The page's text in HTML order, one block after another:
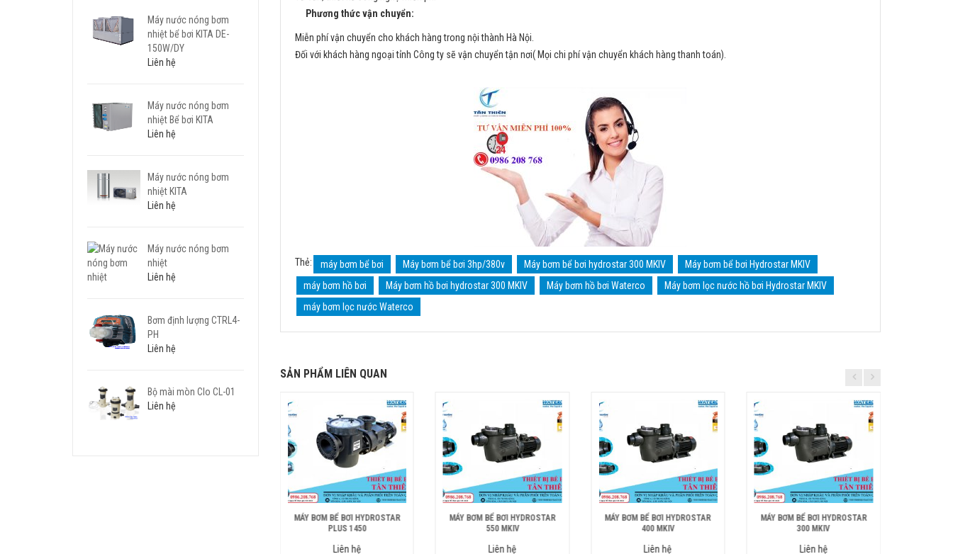
Phương thức vận chuyển:
Miễn phí vận chuyển cho khách hàng trong nội thành Hà Nội.
Đối với khách hàng ngoại tỉnh Công ty sẽ vận chuyển tận nơi( Mọi chi phí vận chuyển khách hàng thanh toán).
Thẻ: máy bơm bể bơi Máy bơm bể bơi 3hp/380v Máy bơm bể bơi hydrostar 300 MKIV
Máy bơm bể bơi Hydrostar MKIV
máy bơm hồ bơi
Máy bơm hồ bơi hydrostar 300 MKIV Máy bơm hồ bơi Waterco
Máy bơm lọc nước hồ bơi Hydrostar MKIV
máy bơm lọc nước Waterco
SẢN PHẨM LIÊN QUAN
MÁY BƠM BỂ BƠI HYDROSTAR
PLUS 1450
Liên hệ
MÁY BƠM BỂ BƠI HYDROSTAR
550 MKIV
Liên hệ
MÁY BƠM BỂ BƠI HYDROSTAR
400 MKIV
Liên hệ
MÁY BƠM BỂ BƠI HYDROSTAR
300 MKIV
Liên hệ
Máy nước nóng bơm
nhiệt bể bơi KITA DE-
150W/DY
Liên hệ
Máy nước nóng bơm
nhiệt Bể bơi KITA
Liên hệ
Máy nước nóng bơm
nhiệt KITA
Liên hệ
Máy nước nóng bơm
nhiệt
Liên hệ
Bơm định lượng CTRL4-
PH
Liên hệ
Bộ mài mòn Clo CL-01
Liên hệ